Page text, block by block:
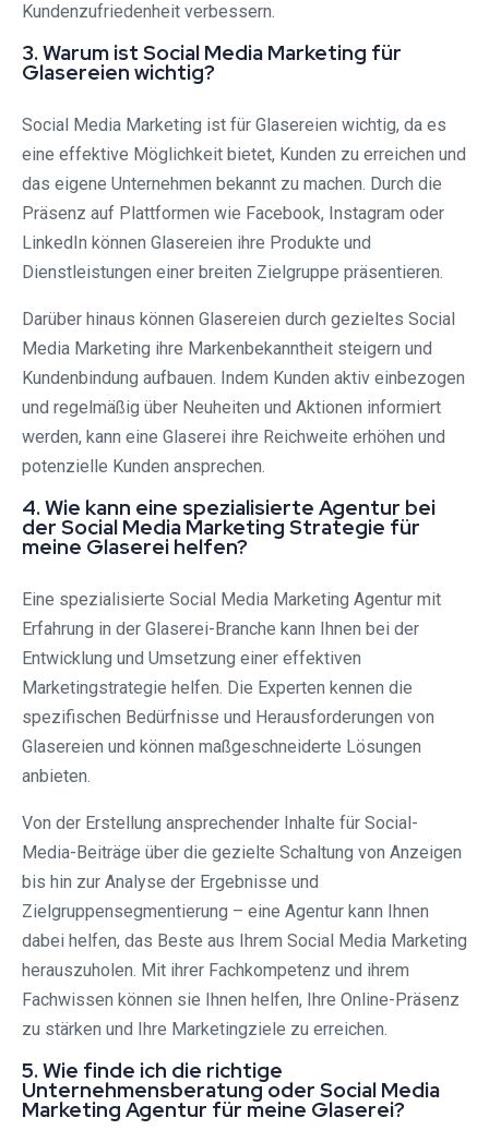
Kundenzufriedenheit verbessern.
3. Warum ist Social Media Marketing für
Glasereien wichtig?
Social Media Marketing ist für Glasereien wichtig, da es
eine effektive Möglichkeit bietet, Kunden zu erreichen und
das eigene Unternehmen bekannt zu machen. Durch die
Präsenz auf Plattformen wie Facebook, Instagram oder
LinkedIn können Glasereien ihre Produkte und
Dienstleistungen einer breiten Zielgruppe präsentieren.
Darüber hinaus können Glasereien durch gezieltes Social
Media Marketing ihre Markenbekanntheit steigern und
Kundenbindung aufbauen. Indem Kunden aktiv einbezogen
und regelmäßig über Neuheiten und Aktionen informiert
werden, kann eine Glaserei ihre Reichweite erhöhen und
potenzielle Kunden ansprechen.
4. Wie kann eine spezialisierte Agentur bei
der Social Media Marketing Strategie für
meine Glaserei helfen?
Eine spezialisierte Social Media Marketing Agentur mit
Erfahrung in der Glaserei-Branche kann Ihnen bei der
Entwicklung und Umsetzung einer effektiven
Marketingstrategie helfen. Die Experten kennen die
spezifischen Bedürfnisse und Herausforderungen von
Glasereien und können maßgeschneiderte Lösungen
anbieten.
Von der Erstellung ansprechender Inhalte für Social-
Media-Beiträge über die gezielte Schaltung von Anzeigen
bis hin zur Analyse der Ergebnisse und
Zielgruppensegmentierung – eine Agentur kann Ihnen
dabei helfen, das Beste aus Ihrem Social Media Marketing
herauszuholen. Mit ihrer Fachkompetenz und ihrem
Fachwissen können sie Ihnen helfen, Ihre Online-Präsenz
zu stärken und Ihre Marketingziele zu erreichen.
5. Wie finde ich die richtige
Unternehmensberatung oder Social Media
Marketing Agentur für meine Glaserei?